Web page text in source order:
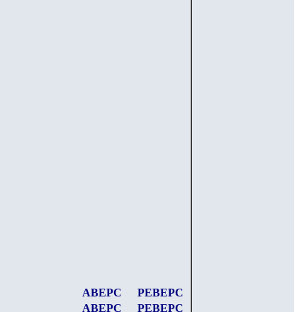
АВЕРС
РЕВЕРС
АВЕРС
РЕВЕРС